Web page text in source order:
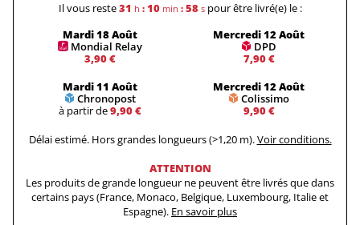
Il vous reste31 h : 10min : 57s pour être livré(e) le :
Mardi 18 Août
Mondial Relay
3,90 €
Mercredi 12 Août
DPD
7,90 €
Mardi 11 Août
Chronopost
à partir de9,90 €
Mercredi 12 Août
Colissimo
9,90 €
Délai estimé. Hors grandes longueurs (>1,20 m).Voir conditions.
ATTENTION
Les produits de grande longueur ne peuvent être livrés que dans
certains pays (France, Monaco, Belgique, Luxembourg, Italie et
Espagne). En savoir plus